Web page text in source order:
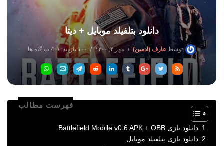
دانلود بتلفیلد موبایل + دیتا
توسط عارف (ادمین) مهر ۴, ۱۴۰۰ ۱۰۰ بازدید 4 دیدگاه ها
فهرست مطالب
دانلود بازی Battlefield Mobile v0.6 APK + OBB
دانلود بازی بتلفیلد موبایل